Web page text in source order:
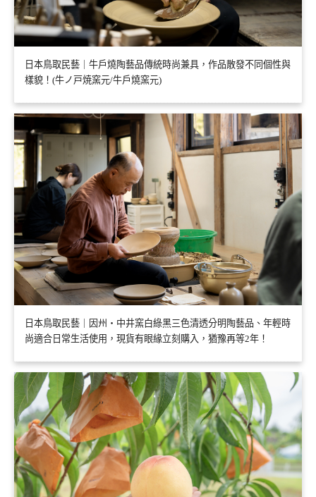
日本鳥取民藝｜牛戶燒陶藝品傳統時尚兼具，作品散發不同個性與
樣貌！(牛ノ戸焼窯元/牛戶燒窯元)
日本鳥取民藝｜因州・中井窯白綠黑三色清透分明陶藝品、年輕時
尚適合日常生活使用，現貨有眼緣立刻購入，猶豫再等2年！